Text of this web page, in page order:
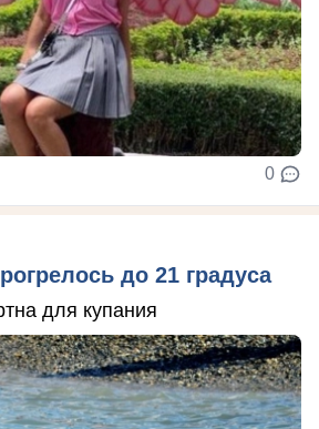
0
до 21 градуса
для купания